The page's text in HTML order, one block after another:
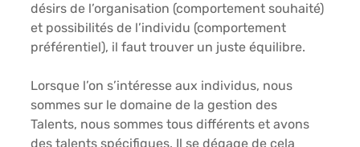
désirs de l’organisation (comportement souhaité)
et possibilités de l’individu (comportement
préférentiel), il faut trouver un juste équilibre.
Lorsque l’on s’intéresse aux individus, nous
sommes sur le domaine de la gestion des
Talents, nous sommes tous différents et avons
des talents spécifiques. Il se dégage de cela